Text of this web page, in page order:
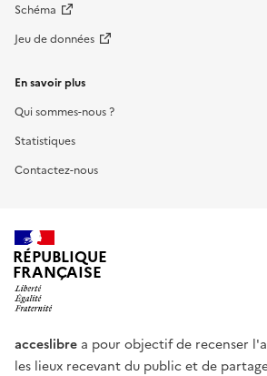
Schéma
Jeu de données
En savoir plus
Qui sommes-nous ?
Statistiques
Contactez-nous
RÉPUBLIQUE
FRANÇAISE
acceslibre a pour objectif de recenser
les lieux recevant du public et de